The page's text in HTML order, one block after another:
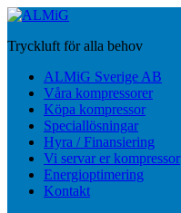
Hoppa
huvudinnehåll
Tryckluft för alla behov
på/av
mobilmeny
ALMiG Sverige AB
Våra kompressorer
Köpa kompressor
Speciallösningar
Hyra / Finansiering
Vi servar er kompressor
Energioptimering
Kontakt